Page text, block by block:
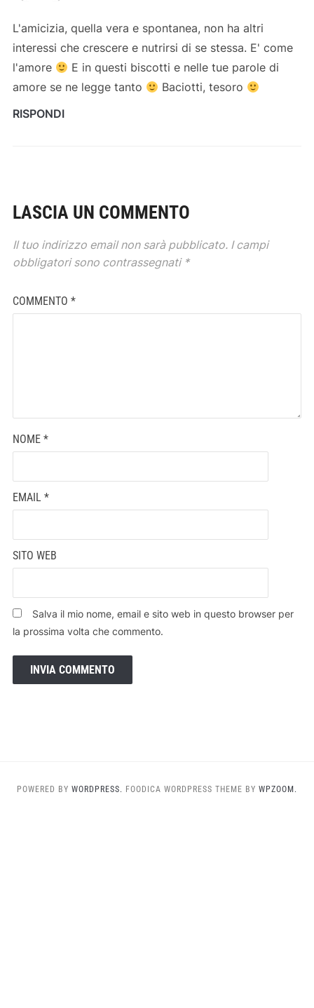
L'amicizia, quella vera e spontanea, non ha altri
interessi che crescere e nutrirsi di se stessa. E' come
l'amore
E in questi biscotti e nelle tue parole di
amore se ne legge tanto
Baciotti, tesoro
RISPONDI
LASCIA UN COMMENTO
Il tuo indirizzo email non sarà pubblicato. I campi
obbligatori sono contrassegnati *
COMMENTO *
NOME *
EMAIL *
SITO WEB
Salva il mio nome, email e sito web in questo browser per
la prossima volta che commento.
POWERED BY WORDPRESS. FOODICA WORDPRESS THEME BY WPZOOM.